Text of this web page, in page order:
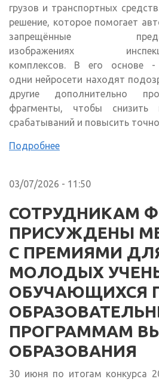
грузов и транспортных
решение, которое помогает
запрещённые
изображениях
комплексов. В его основе
одни нейросети находят
другие дополнительно
фрагменты, чтобы снизить
срабатываний и повысить
Подробнее
03/07/2026 - 11:50
СОТРУДНИКАМ
ПРИСУЖДЕНЫ
С ПРЕМИЯМИ
МОЛОДЫХ
ОБУЧАЮЩИХСЯ
ПРОГРАММАМ
ОБРАЗОВАНИЯ
30 июня по итогам конкурса